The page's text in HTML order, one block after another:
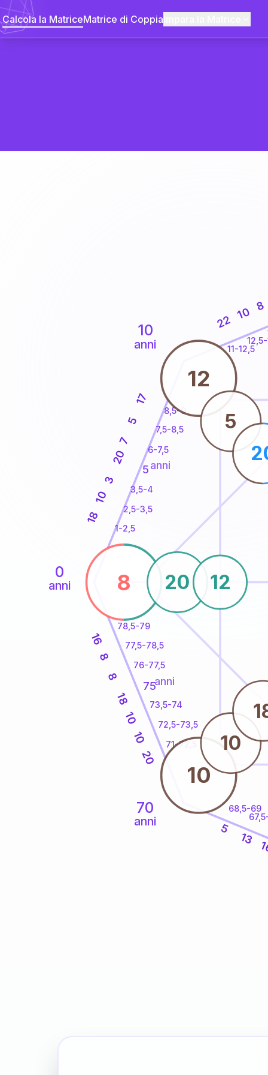
Calcola la MatriceMatrice di Coppia
0
anni
10
anni
70
anni
1-2,5
2,5-3,5
3,5-4
6-7,5
7,5-8,5
8,5-9
11-12,5
68,5-69
71-72,5
72,5-73,5
73,5-74
76-77,5
77,5-78,5
78,5-79
18
10
3
20
7
5
17
22 10 8
13
5
20
10
10
18
8
8
16
8
12
10
20 12
5
10
5anni
75anni